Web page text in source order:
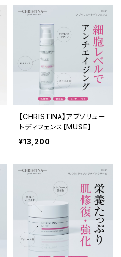
【CHRISTINA】アブソリュー
トディフェンス【MUSE】
¥13,200